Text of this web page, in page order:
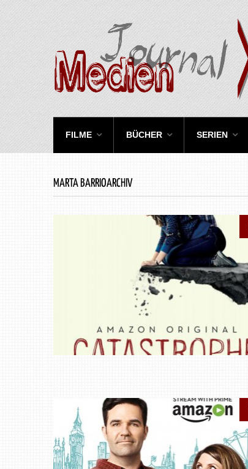
FILME BÜCHER SERIEN
MARTA BARRIOARCHIV